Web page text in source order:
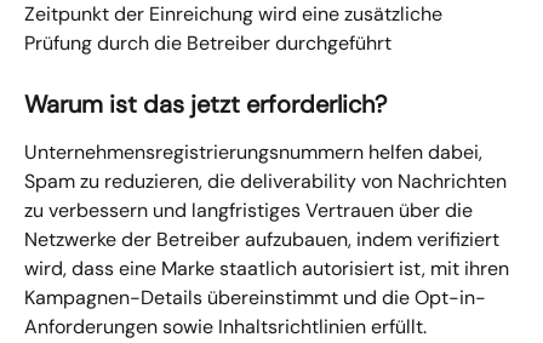
Zeitpunkt der Einreichung wird eine zusätzliche
Prüfung durch die Betreiber durchgeführt
Warum ist das jetzt erforderlich?
Unternehmensregistrierungsnummern helfen dabei,
Spam zu reduzieren, die deliverability von Nachrichten
zu verbessern und langfristiges Vertrauen über die
Netzwerke der Betreiber aufzubauen, indem verifiziert
wird, dass eine Marke staatlich autorisiert ist, mit ihren
Kampagnen-Details übereinstimmt und die Opt-in-
Anforderungen sowie Inhaltsrichtlinien erfüllt.